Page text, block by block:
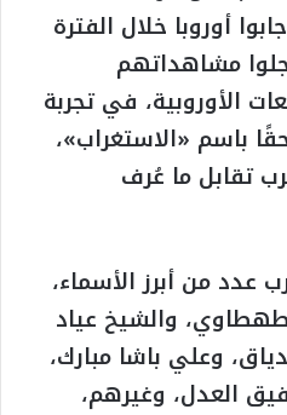
أوروبا خلال الفترة
1920، وسجلوا مشاهداتهم
الأوروبية، في تجربة
باسم «الاستغراب»،
تقابل ما عُرف
عدد من أبرز الأسماء،
والشيخ عياد
وعلي باشا مبارك،
العدل، وغيرهم،